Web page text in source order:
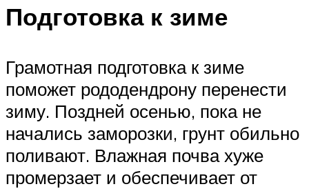
Подготовка к зиме
Грамотная подготовка к зиме
поможет рододендрону перенести
зиму. Поздней осенью, пока не
начались заморозки, грунт обильно
поливают. Влажная почва хуже
промерзает и обеспечивает от